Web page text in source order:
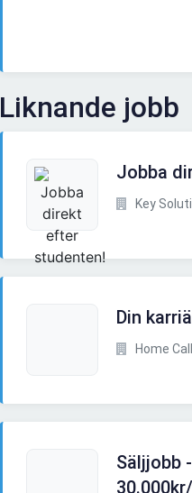
Liknande jobb
Jobba
Key
Din
Home Call
Säljjobb